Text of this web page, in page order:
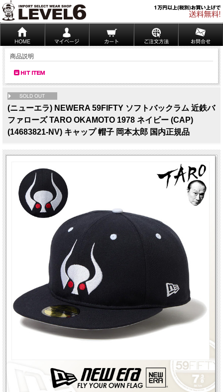
商品説明
(ニューエラ) NEWERA 59FIFTY ソフトバックラム 近鉄バ
ファローズ TARO OKAMOTO 1978 ネイビー (CAP)
(14683821-NV) キャップ 帽子 岡本太郎 国内正規品